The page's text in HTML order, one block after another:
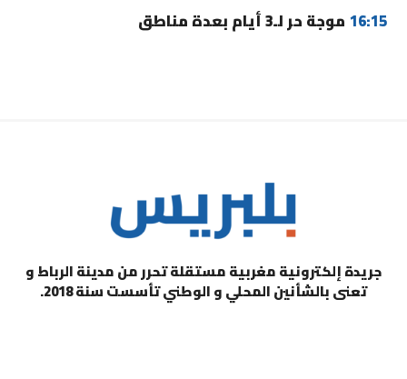
16:15 موجة حر لـ3 أيام بعدة مناطق
جريدة إلكترونية مغربية مستقلة تحرر من مدينة الرباط و
تعنى بالشأنين المحلي و الوطني تأسست سنة 2018.